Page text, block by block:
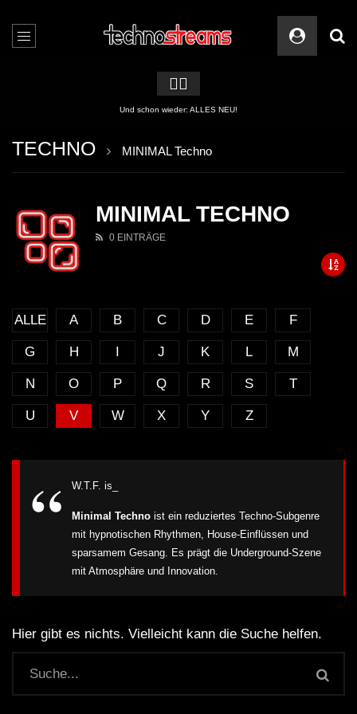
🏳️‍🌈
Und schon wieder: ALLES NEU!
TECHNO MINIMAL Techno
MINIMAL TECHNO
0 EINTRÄGE
ALLE A B C D E F
G H I J K L M
N O P Q R S T
U V W X Y Z
W.T.F. is_
Minimal Techno ist ein reduziertes Techno-Subgenre
mit hypnotischen Rhythmen, House-Einflüssen und
sparsamem Gesang. Es prägt die Underground-Szene
mit Atmosphäre und Innovation.
Hier gibt es nichts. Vielleicht kann die Suche helfen.